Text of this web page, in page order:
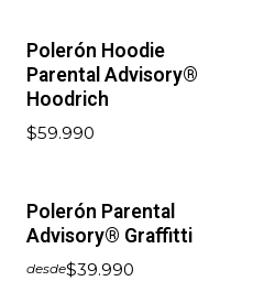
Polerón Hoodie
Parental Advisory®
Hoodrich
$59.990
Polerón Parental
Advisory® Graffitti
desde$39.990